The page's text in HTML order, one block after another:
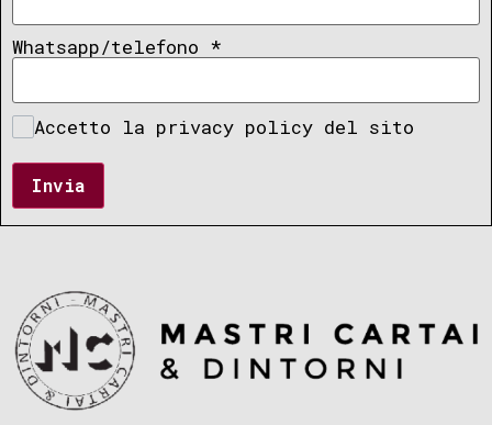
Whatsapp/telefono *
Accetto la privacy policy del sito
Invia